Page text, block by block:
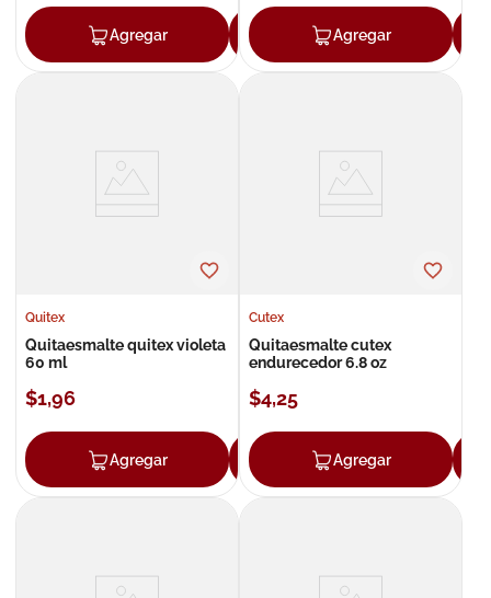
Agregar Agregar
Agregar
Quitex
Quitaesmalte quitex violeta
60 ml
$1,96
Agregar Agregar
Cutex
Quitaesmalte cutex
endurecedor 6.8 oz
$4,25
Agregar